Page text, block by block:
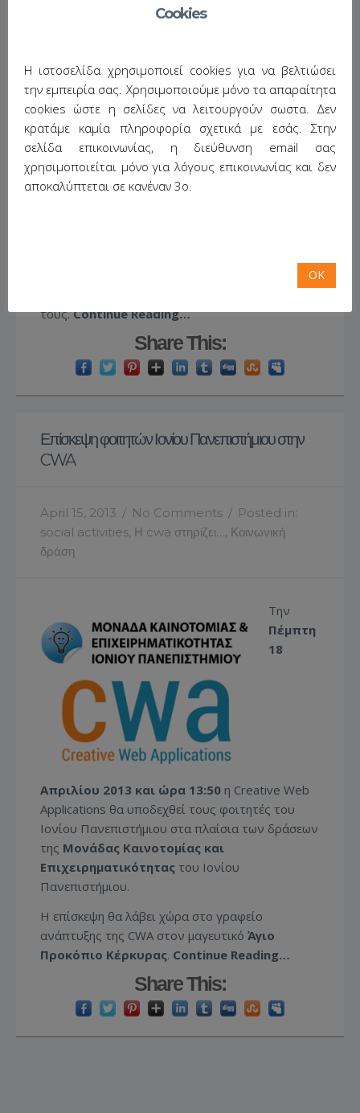
υποδεχθήκαμε τους
φοιτητές/μελλοντικούς
επιχειρηματίες του
Ιονίου Πανεπιστήμιου
στα πλαίσια των
δράσεων τηςΜονάδας
Καινοτομίας και
εταιρίας και των δραστηριοτήτων της καθώς και
τους.Continue Reading…
Share This:
Επίσκεψη φοιτητών Ιονίου Πανεπιστήμιου στην
CWA
April 15, 2013 / No Comments / Posted in:
social activities, Η cwa στηρίζει…, Κοινωνική
δράση
Την
Πέμπτη
18
Απριλίου 2013 και ώρα 13:50 η Creative Web
Applications θα υποδεχθεί τους φοιτητές του
Ιονίου Πανεπιστήμιου στα πλαίσια των δράσεων
της Μονάδας Καινοτομίας και
Επιχειρηματικότητας του Ιονίου
Πανεπιστήμιου.
Η επίσκεψη θα λάβει χώρα στο γραφείο
ανάπτυξης της CWA στον μαγευτικό Άγιο
Προκόπιο Κέρκυρας. Continue Reading…
Share This:
Cookies
Η ιστοσελίδα χρησιμοποιεί cookies για να βελτιώσει
την εμπειρία σας. Χρησιμοποιούμε μόνο τα απαραίτητα
cookies ώστε η σελίδες να λειτουργούν σωστα. Δεν
κρατάμε καμία πληροφορία σχετικά με εσάς. Στην
σελίδα επικοινωνίας, η διεύθυνση email σας
χρησιμοποιείται μόνο για λόγους επικοινωνίας και δεν
αποκαλύπτεται σε κανέναν 3ο.
OK